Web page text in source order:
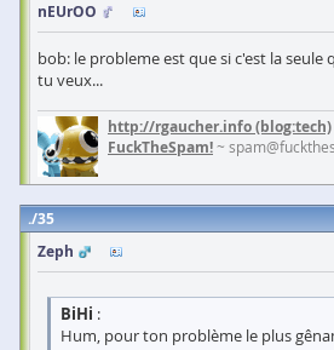
nEUrOO
bob: le probleme est que si c'est la
tu veux...
http://rgaucher.info(blog:tech)
FuckTheSpam!~
35
Zeph
BiHi :
Hum, pour ton problème le plus